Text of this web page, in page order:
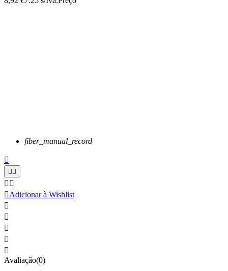
fiber_manual_record


 
Adicionar à Wishlist





Avaliação(0)